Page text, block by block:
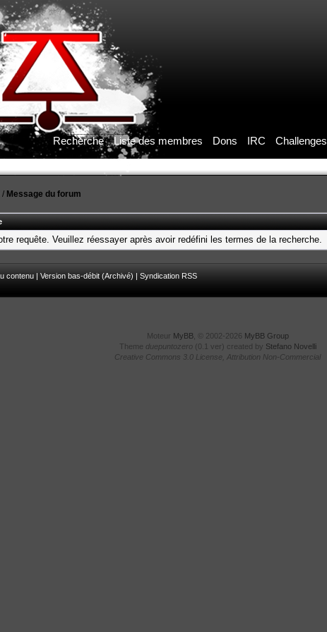
Recherche Liste des membres Dons IRC Challenges
/ Message du forum
requête. Veuillez réessayer après avoir redéfini les termes de la recherche.
contenu |Version bas-débit (Archivé) |Syndication RSS
Moteur MyBB, © 2002-2026 MyBB Group
Theme duepuntozero (0.1 ver) created by Stefano Novelli
Creative Commons 3.0 License, Attribution Non-Commercial